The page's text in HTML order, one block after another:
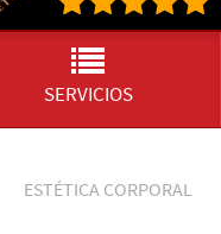
SERVICIOS
ESTÉTICA CORPORAL